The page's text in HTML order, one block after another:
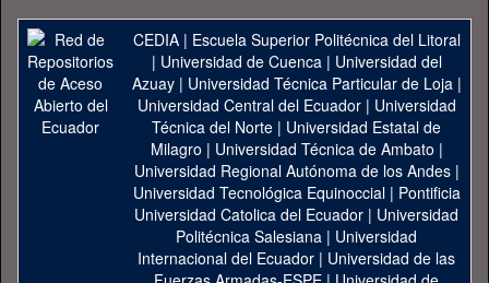
CEDIA| Escuela Superior Politécnica del Litoral
| Universidad de Cuenca| Universidad del
Azuay| Universidad Técnica Particular de Loja|
Universidad Central del Ecuador| Universidad
Técnica del Norte | Universidad Estatal de
Milagro | Universidad Técnica de Ambato |
Universidad Regional Autónoma de los Andes|
Universidad Tecnológica Equinoccial| Pontificia
Universidad Catolica del Ecuador | Universidad
Politécnica Salesiana | Universidad
Internacional del Ecuador | Universidad de las